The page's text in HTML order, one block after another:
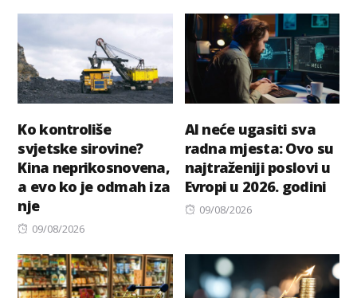
Ko kontroliše
svjetske sirovine?
Kina neprikosnovena,
a evo ko je odmah iza
nje
Posted
09/08/2026
AI neće ugasiti sva
radna mjesta: Ovo su
najtraženiji poslovi u
Evropi u 2026. godini
Posted
09/08/2026